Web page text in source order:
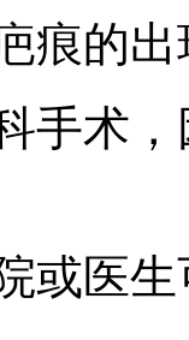
痕的
手术
或医